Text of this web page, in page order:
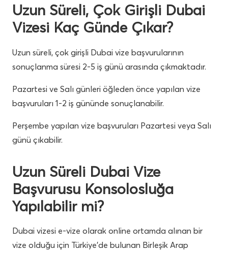
Uzun Süreli, Çok Girişli Dubai
Vizesi Kaç Günde Çıkar?
Uzun süreli, çok girişli Dubai vize başvurularının
sonuçlanma süresi 2-5 iş günü arasında çıkmaktadır.
Pazartesi ve Salı günleri öğleden önce yapılan vize
başvuruları 1-2 iş gününde sonuçlanabilir.
Perşembe yapılan vize başvuruları Pazartesi veya Salı
günü çıkabilir.
Uzun Süreli Dubai Vize
Başvurusu Konsolosluğa
Yapılabilir mi?
Dubai vizesi e-vize olarak online ortamda alınan bir
vize olduğu için Türkiye’de bulunan Birleşik Arap